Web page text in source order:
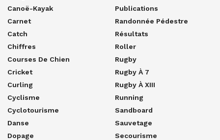
Canoë-Kayak
Carnet
Catch
Chiffres
Courses De Chien
Cricket
Curling
Cyclisme
Cyclotourisme
Danse
Dopage
Publications
Randonnée Pédestre
Résultats
Roller
Rugby
Rugby À 7
Rugby À XIII
Running
Sandboard
Sauvetage
Secourisme